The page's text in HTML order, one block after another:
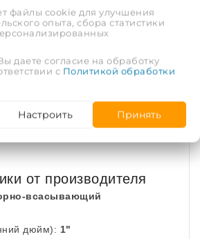
- (PVC) Поливинилхлорид
режим эксплуатации -30°С /
(Cd), барий (Ba), свинец (Pb)
от производителя
всасывающий
дюйм): 1"
файлы cookie для улучшения
опыта, сбора статистики
даете согласие на обработку
с Политикой обработки
Настроить Принять